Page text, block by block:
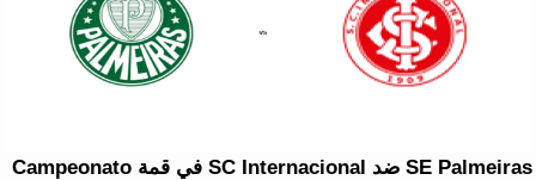
SE Palmeiras ضد SC Internacional في قمة Campeonato